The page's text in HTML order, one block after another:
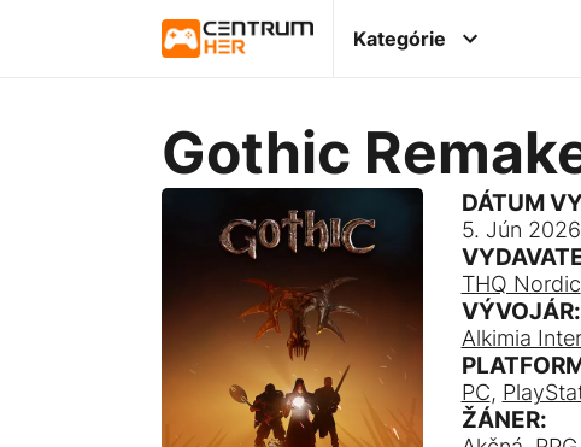
Kategórie
Gothic
DÁTUM
5. Jún 2026
THQ Nordic
VÝVOJÁR:
Alkimia
PC,
ŽÁNER: